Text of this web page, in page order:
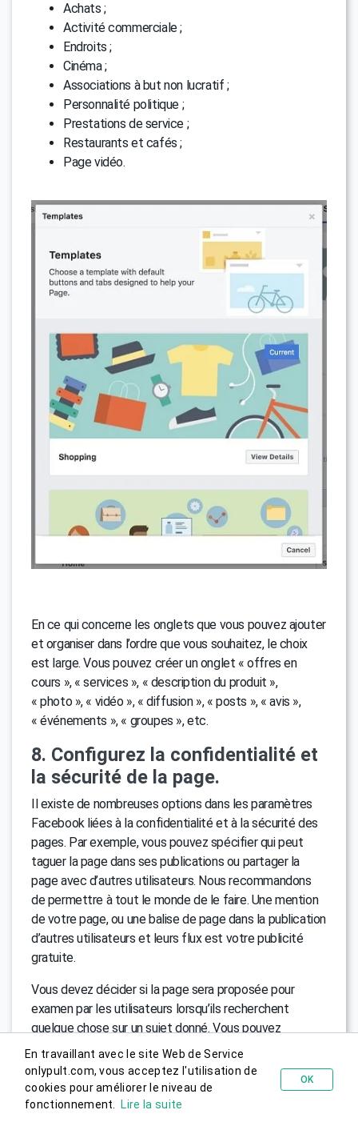
Achats ;
Activité commerciale ;
Endroits ;
Cinéma ;
Associations à but non lucratif ;
Personnalité politique ;
Prestations de service ;
Restaurants et cafés ;
Page vidéo.
En ce qui concerne les onglets que vous pouvez ajouter
et organiser dans l’ordre que vous souhaitez, le choix
est large. Vous pouvez créer un onglet « offres en
cours », « services », « description du produit »,
« photo », « vidéo », « diffusion », « posts », « avis »,
« événements », « groupes », etc.
8. Configurez la confidentialité et
la sécurité de la page.
Il existe de nombreuses options dans les paramètres
Facebook liées à la confidentialité et à la sécurité des
pages. Par exemple, vous pouvez spécifier qui peut
taguer la page dans ses publications ou partager la
page avec d’autres utilisateurs. Nous recommandons
de permettre à tout le monde de le faire. Une mention
de votre page, ou une balise de page dans la publication
d’autres utilisateurs et leurs flux est votre publicité
gratuite.
Vous devez décider si la page sera proposée pour
examen par les utilisateurs lorsqu’ils recherchent
quelque chose sur un sujet donné. Vous pouvez
configurer un filtre de langage obscène sur votre page
dans la section modérateur. Si vous souhaitez que les
utilisateurs voient les modifications apportées aux
informations sur la page ou les modifications apportées
En travaillant avec le site Web de Service
onlypult.com, vous acceptez l'utilisation de
cookies pour améliorer le niveau de
fonctionnement. Lire la suite
OK
Essayer gratuitement